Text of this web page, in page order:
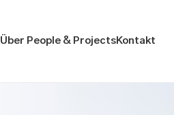
Über People & Projects Kontakt